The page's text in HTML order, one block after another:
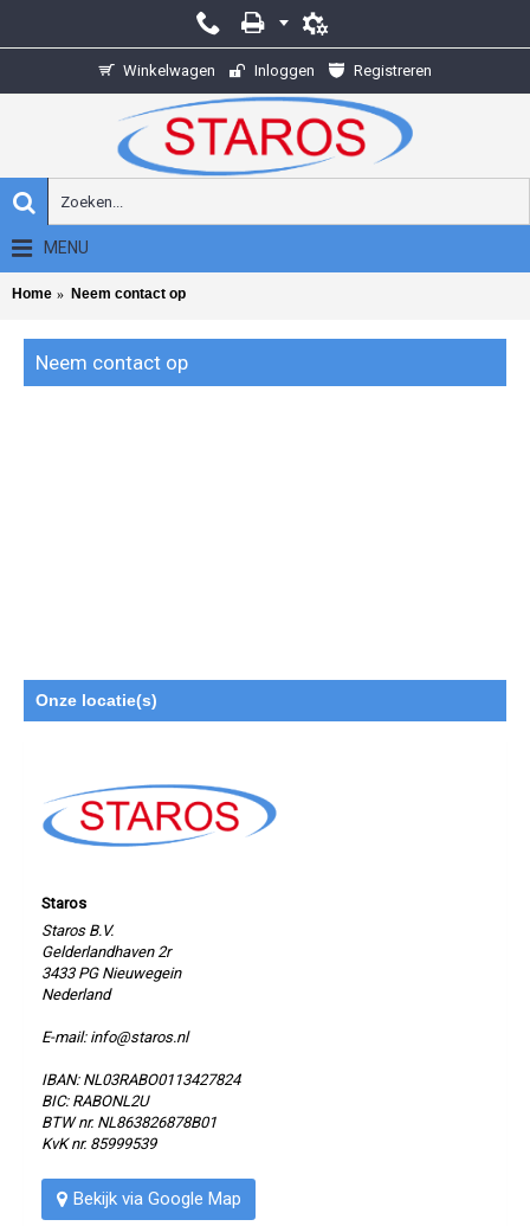
Winkelwagen Inloggen Registreren
MENU
Home Neem contact op
Neem contact op
Onze locatie(s)
Staros
Staros B.V.
Gelderlandhaven 2r
3433 PG Nieuwegein
Nederland
E-mail: info@staros.nl
IBAN: NL03RABO0113427824
BIC: RABONL2U
BTW nr. NL863826878B01
KvK nr. 85999539
Bekijk via Google Map